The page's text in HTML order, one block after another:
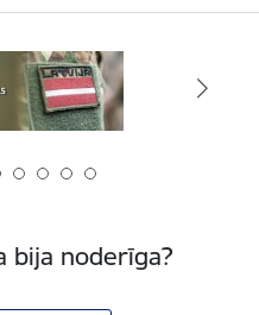
bija noderīga?